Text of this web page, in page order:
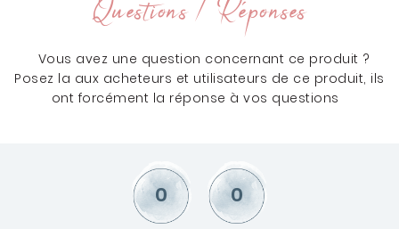
Questions / Réponses
Vous avez une question concernant ce produit ?
Posez la aux acheteurs et utilisateurs de ce produit, ils
ont forcément la réponse à vos questions
0 0